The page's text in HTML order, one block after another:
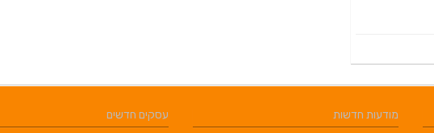
עסקים חדשים מודעות חדשות